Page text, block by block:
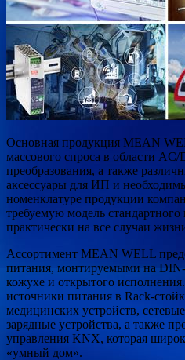
Основная продукция MEAN
массового спроса в области
преобразования, а также
аксессуары для ИП и
номенклатуре продукции
требуемую модель
практически на все случаи
Ассортимент MEAN WELL
питания, монтируемыми на
кожухе и открытого
источники питания в Rack-
медицинских устройств,
зарядные устройства, а также
управления KNX, которая
«умный дом».